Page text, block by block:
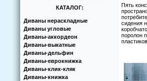
КАТАЛОГ:
Диваны нераскладные
Диваны угловые
Диваны-аккoрдеoн
Диваны-выкатные
Диваны-дельфин
Диваны-еврoкнижка
Диваны-клик-кляк
Диваны-книжка
Пять
сидения
поролон